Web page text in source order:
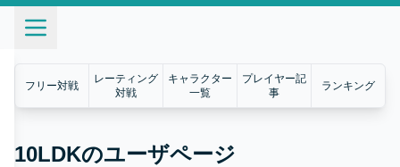
フリー対戦
レーティング
対戦
キャラクター
一覧
プレイヤー記
事
ランキング
10LDKのユーザページ